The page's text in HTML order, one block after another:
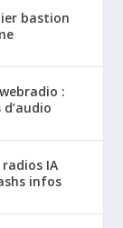
bastion
:
radios IA
infos